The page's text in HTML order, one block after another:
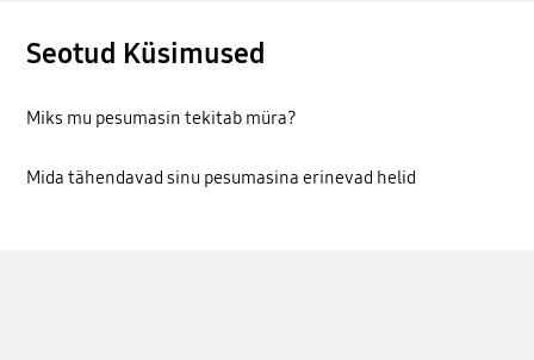
Seotud Küsimused
Miks mu pesumasin tekitab müra?
Mida tähendavad sinu pesumasina erinevad helid